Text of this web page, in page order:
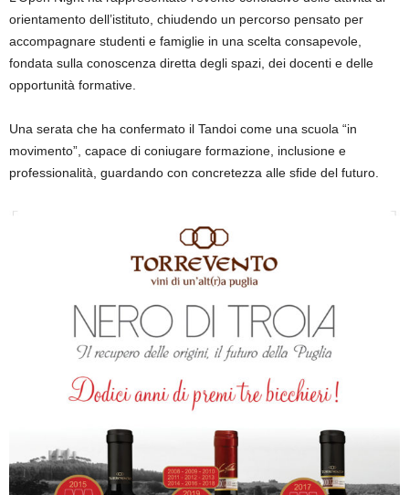
orientamento dell’istituto, chiudendo un percorso pensato per
accompagnare studenti e famiglie in una scelta consapevole,
fondata sulla conoscenza diretta degli spazi, dei docenti e delle
opportunità formative.
Una serata che ha confermato il Tandoi come una scuola “in
movimento”, capace di coniugare formazione, inclusione e
professionalità, guardando con concretezza alle sfide del futuro.